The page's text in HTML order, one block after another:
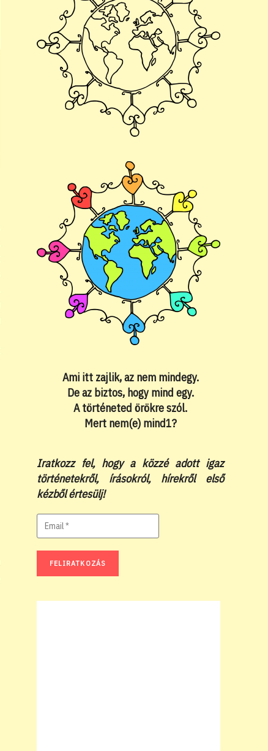
Ami itt zajlik, az nem mindegy.
De az biztos, hogy mind egy.
A történeted örökre szól.
Mert nem(e) mind1?
Iratkozz fel, hogy a közzé adott igaz
történetekről, írásokról, hírekről első
kézből értesülj!